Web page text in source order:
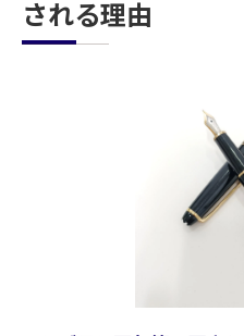
モンブランが静岡
として愛される理由
中古品市場で注目の
静岡市で人気の
中古市場でのモ
静岡市の中古品
される理由